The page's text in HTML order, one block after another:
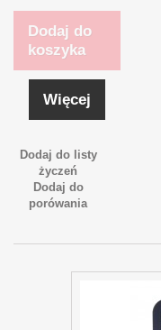
Dodaj do
koszyka
Więcej
Dodaj do listy
życzeń
Dodaj do
porówania